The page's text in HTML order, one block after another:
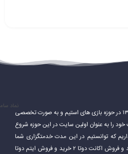
سایت استیم فروشی در شهریور ۱۳۹۴ در حوزه بازی های استیم و به صورت تخصصی
اکانت دوتا ۲ فعالیت خود را به عنوان اولین سایت در این حوزه شروع
که توانستیم در این مدت خدمتگزاری شما
گیمر های عزیز را انجام بدهیم.خرید و فروش اکانت دوتا ۲ خرید و فروش ایتم دوتا
نماد